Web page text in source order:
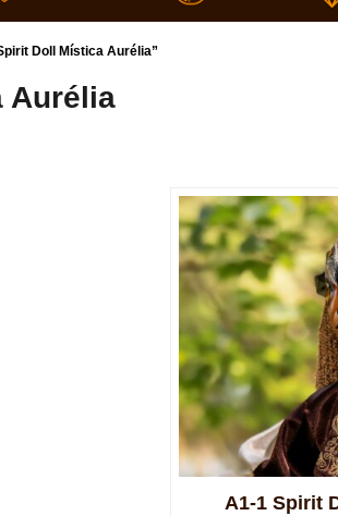
Doll Mística Aurélia”
Aurélia
A1-1 Spirit